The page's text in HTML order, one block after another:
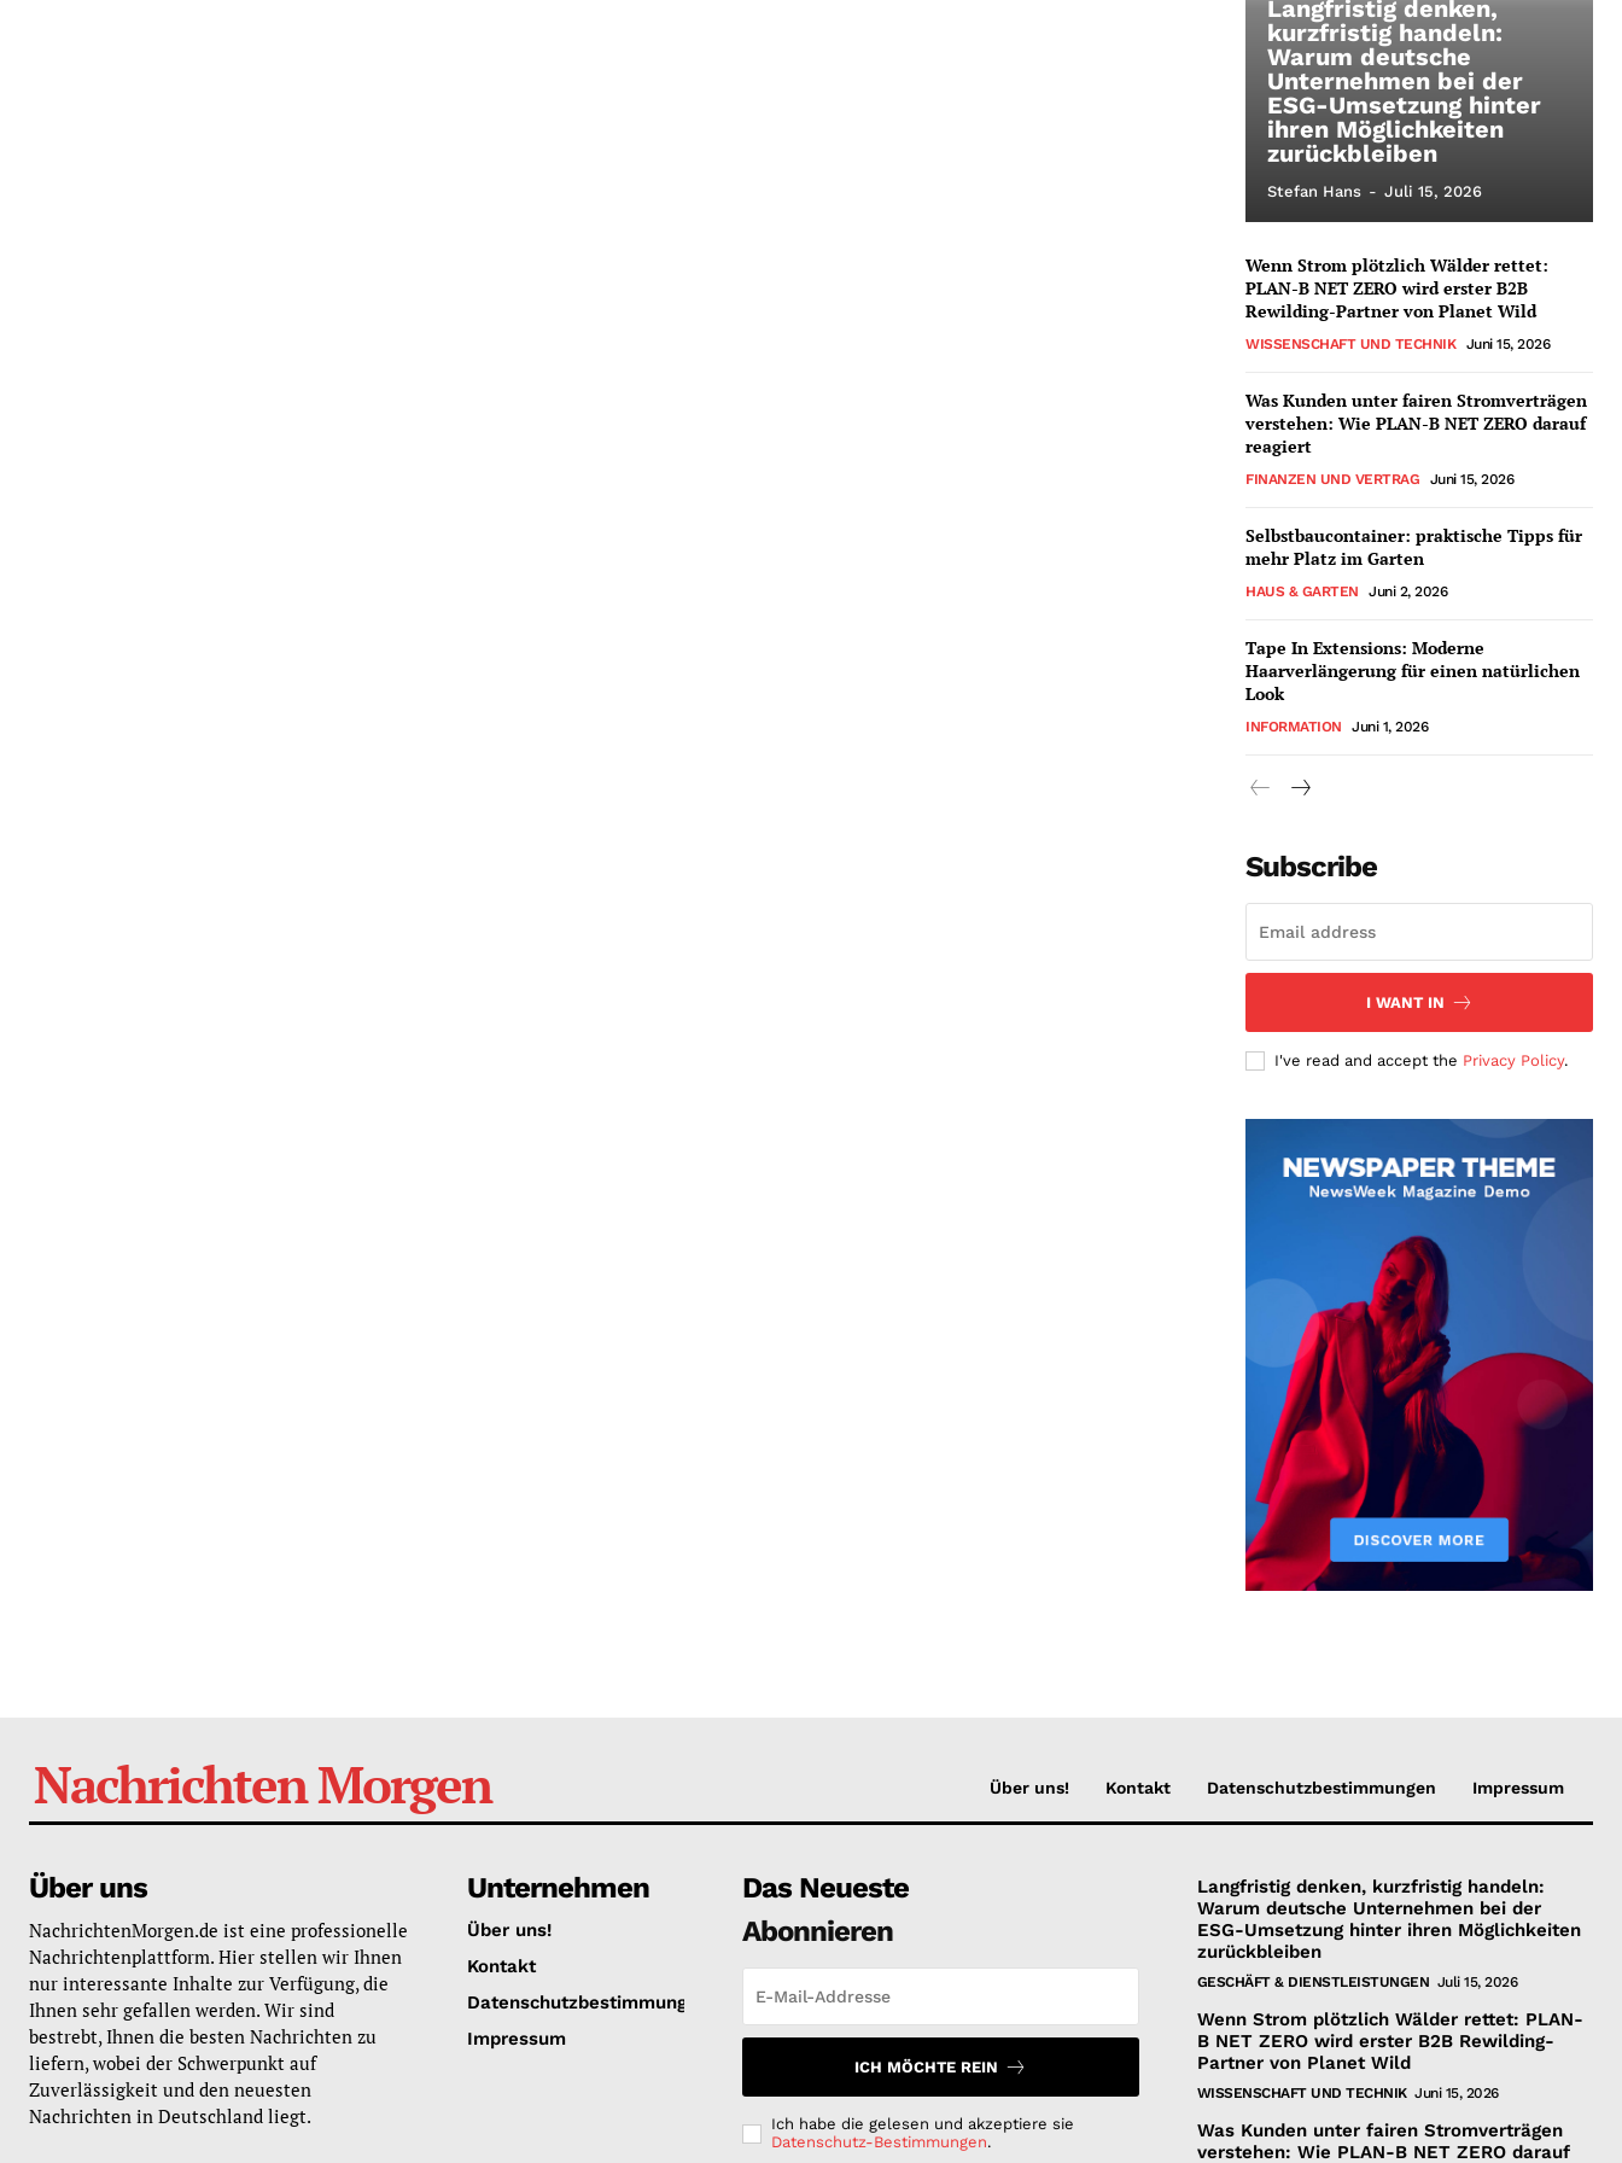
Langfristig denken,
kurzfristig handeln:
Warum deutsche
Unternehmen bei der
ESG-Umsetzung hinter
ihren Möglichkeiten
zurückbleiben
Stefan Hans - Juli 15, 2026
Wenn Strom plötzlich Wälder rettet:
PLAN-B NET ZERO wird erster B2B
Rewilding-Partner von Planet Wild
WISSENSCHAFT UND TECHNIK Juni 15, 2026
Was Kunden unter fairen Stromverträgen
verstehen: Wie PLAN-B NET ZERO darauf
reagiert
FINANZEN UND VERTRAG Juni 15, 2026
Selbstbaucontainer: praktische Tipps für
mehr Platz im Garten
HAUS & GARTEN Juni 2, 2026
Tape In Extensions: Moderne
Haarverlängerung für einen natürlichen
Look
INFORMATION Juni 1, 2026
Subscribe
I WANT IN
I've read and accept the Privacy Policy.
Nachrichten Morgen Über uns! Kontakt Datenschutzbestimmungen Impressum
Über uns
NachrichtenMorgen.de ist eine professionelle
Nachrichtenplattform. Hier stellen wir Ihnen
nur interessante Inhalte zur Verfügung, die
Ihnen sehr gefallen werden. Wir sind
bestrebt, Ihnen die besten Nachrichten zu
liefern, wobei der Schwerpunkt auf
Zuverlässigkeit und den neuesten
Nachrichten in Deutschland liegt.
Unternehmen
Über uns!
Kontakt
Datenschutzbestimmungen
Impressum
Das Neueste
Abonnieren
ICH MÖCHTE REIN
Ich habe die gelesen und akzeptiere sie
Datenschutz-Bestimmungen.
Langfristig denken, kurzfristig handeln:
Warum deutsche Unternehmen bei der
ESG-Umsetzung hinter ihren Möglichkeiten
zurückbleiben
GESCHÄFT & DIENSTLEISTUNGEN Juli 15, 2026
Wenn Strom plötzlich Wälder rettet: PLAN-
B NET ZERO wird erster B2B Rewilding-
Partner von Planet Wild
WISSENSCHAFT UND TECHNIK Juni 15, 2026
Was Kunden unter fairen Stromverträgen
verstehen: Wie PLAN-B NET ZERO darauf